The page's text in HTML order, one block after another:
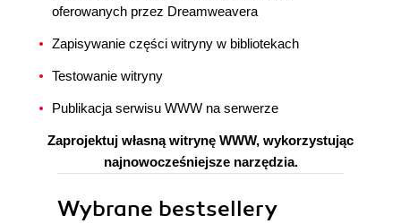
oferowanych przez Dreamweavera
Zapisywanie części witryny w bibliotekach
Testowanie witryny
Publikacja serwisu WWW na serwerze
Zaprojektuj własną witrynę WWW, wykorzystując
najnowocześniejsze narzędzia.
Wybrane bestsellery